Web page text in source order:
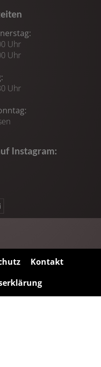
Uhr
Uhr
Uhr
Instagram:
Kontakt